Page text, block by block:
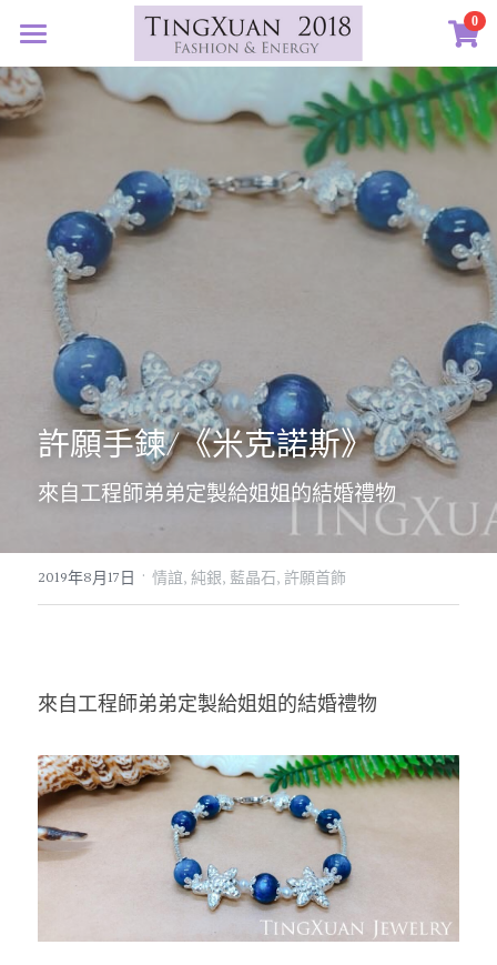
0
首頁
許願首飾
客訂圖集
創作選購
系列設計
01｜星球羈絆
02｜夏戀女神
03｜遠古遺珠
04｜藍星精靈
05｜自然樂章
06｜玉韻茶香
07｜眾神禮讚
08｜寶石旅行
定製表單
認識素材
礦寶晶石
琥珀蜜蠟
香中之金
優雅珍珠
礦寶絮語
認識我們
關於我們
常見問答
珠寶設計TXJ
搜索
許願手鍊/《米克諾斯》
來自工程師弟弟定製給姐姐的結婚禮物
2019年8月17日 · 情誼, 純銀,藍晶石,許願首飾
來自工程師弟弟定製給姐姐的結婚禮物
×
商品分類
所有商品分類